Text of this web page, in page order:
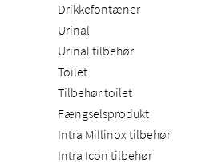
Drikkefontæner
Urinal
Urinal tilbehør
Toilet
Tilbehør toilet
Fængselsprodukt
Intra Millinox tilbehør
Intra Icon tilbehør